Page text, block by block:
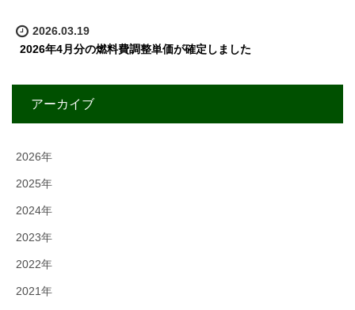
2026.03.19
2026年4月分の燃料費調整単価が確定しました
アーカイブ
2026年
2025年
2024年
2023年
2022年
2021年